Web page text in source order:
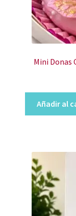
Mini Donas
Añadir al